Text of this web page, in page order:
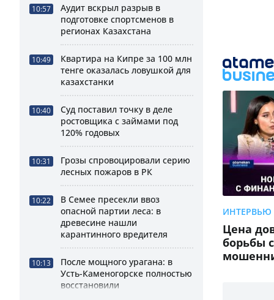
10:57
Аудит вскрыл разрыв в
подготовке спортсменов в
регионах Казахстана
10:49
Квартира на Кипре за 100 млн
тенге оказалась ловушкой для
казахстанки
10:40
Суд поставил точку в деле
ростовщика с займами под
120% годовых
10:31
Грозы спровоцировали серию
лесных пожаров в РК
10:22
В Семее пресекли ввоз
опасной партии леса: в
древесине нашли
карантинного вредителя
10:13
После мощного урагана: в
Усть-Каменогорске полностью
восстановили
ИНТЕРВЬЮ
Цена
борьбы